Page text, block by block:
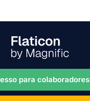
para colaboradores